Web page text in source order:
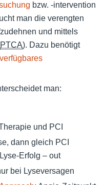
bzw. -intervention
man die verengten
und mittels
PTCA). Dazu benötigt
verfügbares
man:
und PCI
dann gleich PCI
Erfolg – out
bei Lyseversagen